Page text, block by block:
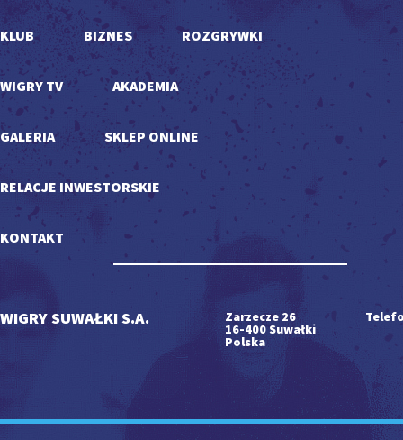
KLUB BIZNES ROZGRYWKI
WIGRY TV AKADEMIA
GALERIA SKLEP ONLINE
RELACJE INWESTORSKIE
KONTAKT
WIGRY SUWAŁKI S.A. Zarzecze 26
16-400 Suwałki
Polska